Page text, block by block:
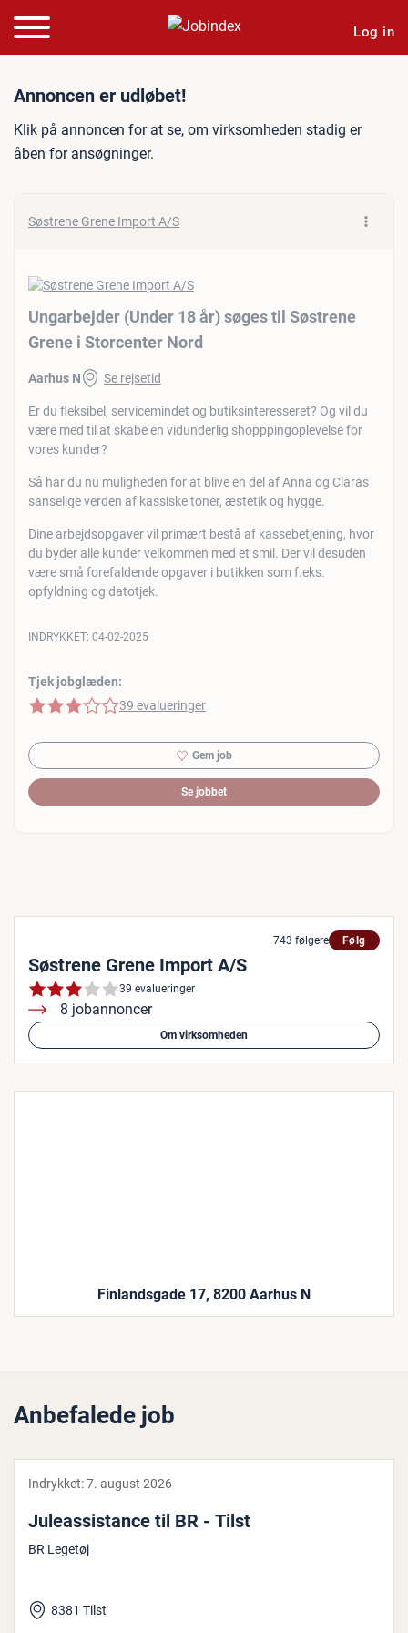
Log in
Jobannonce: Ungarbejder
Annoncen er udløbet!
Klik på annoncen for at se, om virksomheden stadig er
åben for ansøgninger.
Søstrene Grene Import A/S
Ungarbejder (Under 18 år) søges til Søstrene
Grene i Storcenter Nord
Aarhus N Se rejsetid
Er du fleksibel, servicemindet og butiksinteresseret? Og vil du
være med til at skabe en vidunderlig shopppingoplevelse for
vores kunder?
Så har du nu muligheden for at blive en del af Anna og Claras
sanselige verden af kassiske toner, æstetik og hygge.
Dine arbejdsopgaver vil primært bestå af kassebetjening, hvor
du byder alle kunder velkommen med et smil. Der vil desuden
være små forefaldende opgaver i butikken som f.eks.
opfyldning og datotjek.
Tjek jobglæden:
3 af 5 stjerner
39 evalueringer
INDRYKKET: 04-02-2025
Gem job
Se jobbet
743 følgere Følg
Søstrene Grene Import A/S
39 evalueringer
8 jobannoncer
Om virksomheden
Finlandsgade 17, 8200 Aarhus N
Anbefalede job
Indrykket:7. august 2026
Ju­leas­si­stan­ce til BR - Tilst
BR Legetøj
8381 Tilst